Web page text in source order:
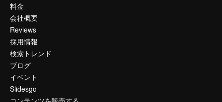
料金
会社概要
Reviews
採用情報
検索トレンド
ブログ
イベント
Slidesgo